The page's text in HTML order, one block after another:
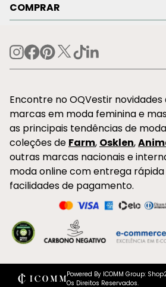
COMPRAR
Encontre no OQVestir
marcas em moda feminina e
as principais tendências de
coleções de Farm, Osklen,
outras marcas nacionais e
moda online com entrega
facilidades de pagamento.
Powered By ICOMM Group:
Os Direitos Reservados.